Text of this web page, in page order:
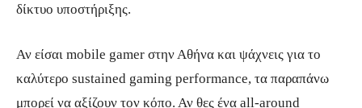
δίκτυο υποστήριξης.
Αν είσαι mobile gamer στην Αθήνα και ψάχνεις για το
καλύτερο sustained gaming performance, τα παραπάνω
μπορεί να αξίζουν τον κόπο. Αν θες ένα all-around